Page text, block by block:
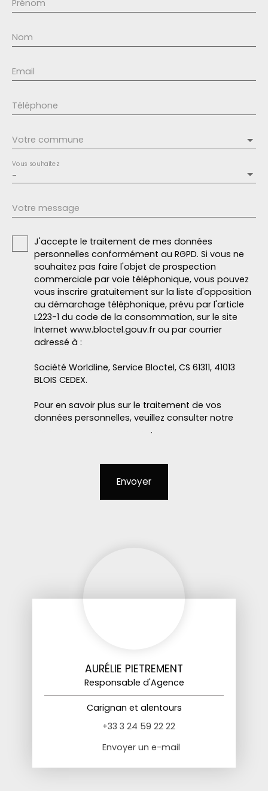
Prénom
Nom
Email
Téléphone
Votre commune
-
Vous souhaitez
Votre message
J'accepte le traitement de mes données
personnelles conformément au RGPD. Si vous ne
souhaitez pas faire l'objet de prospection
commerciale par voie téléphonique, vous pouvez
vous inscrire gratuitement sur la liste d'opposition
au démarchage téléphonique, prévu par l'article
L223-1 du code de la consommation, sur le site
Internet www.bloctel.gouv.fr ou par courrier
adressé à :
Société Worldline, Service Bloctel, CS 61311, 41013
BLOIS CEDEX.
Pour en savoir plus sur le traitement de vos
données personnelles, veuillez consulter notre
.
Envoyer
AURÉLIE PIETREMENT
Responsable d'Agence
Carignan et alentours
+33 3 24 59 22 22
Envoyer un e-mail